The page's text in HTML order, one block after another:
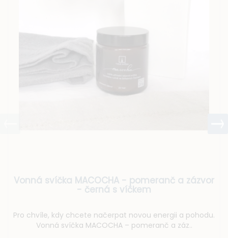
Vonná svíčka MACOCHA - pomeranč a zázvor
- černá s víčkem
Pro chvíle, kdy chcete načerpat novou energii a pohodu.
Vonná svíčka MACOCHA – pomeranč a záz..